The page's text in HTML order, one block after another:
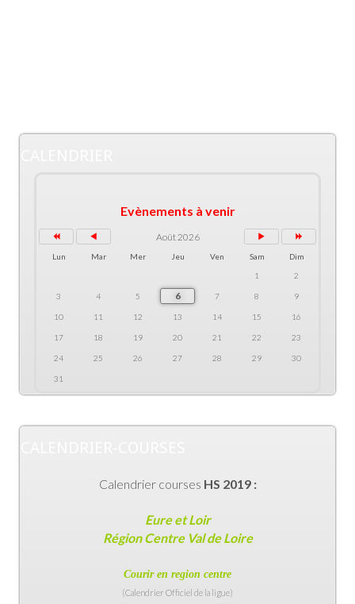
Evènements à venir
Août 2026
Lun Mar Mer Jeu Ven Sam
Dim
1
2
3 4 5 6 7 8 9
10 11 12 13 14 15 16
17 18 19 20 21 22 23
24 25 26 27 28 29 30
31
Calendrier courses HS 2019 :
Eure et Loir
Région Centre Val de Loire
Courir en region centre
(Calendrier Officiel de la ligue)